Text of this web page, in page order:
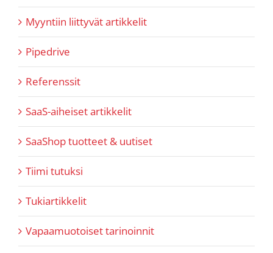
Myyntiin liittyvät artikkelit
Pipedrive
Referenssit
SaaS-aiheiset artikkelit
SaaShop tuotteet & uutiset
Tiimi tutuksi
Tukiartikkelit
Vapaamuotoiset tarinoinnit